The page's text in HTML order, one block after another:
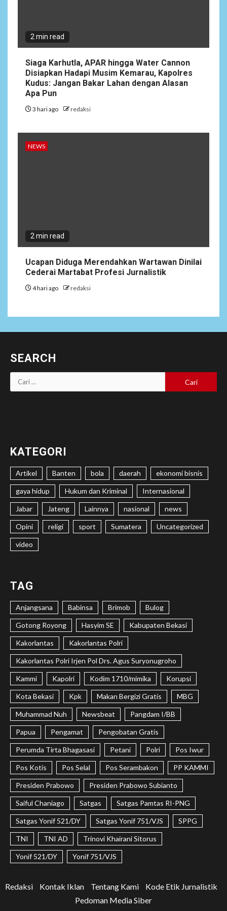
2 min read
Siaga Karhutla, APAR hingga Water Cannon
Disiapkan Hadapi Musim Kemarau, Kapolres
Kudus: Jangan Bakar Lahan dengan Alasan
Apa Pun
3 hari ago redaksi
NEWS
2 min read
Ucapan Diduga Merendahkan Wartawan Dinilai
Cederai Martabat Profesi Jurnalistik
4 hari ago redaksi
SEARCH
Cari
untuk:
KATEGORI
Artikel Banten bola daerah ekonomi bisnis
gaya hidup Hukum dan Kriminal Internasional
Jabar Jateng Lainnya nasional news
Opini religi sport Sumatera Uncategorized
video
TAG
Anjangsana Babinsa Brimob Bulog
Gotong Royong Hasyim SE Kabupaten Bekasi
Kakorlantas Kakorlantas Polri
Kakorlantas Polri Irjen Pol Drs. Agus Suryonugroho
Kammi Kapolri Kodim 1710/mimika Korupsi
Kota Bekasi Kpk Makan Bergizi Gratis MBG
Muhammad Nuh Newsbeat Pangdam I/BB
Papua Pengamat Pengobatan Gratis
Perumda Tirta Bhagasasi Petani Polri Pos Iwur
Pos Kotis Pos Selal Pos Serambakon PP KAMMI
Presiden Prabowo Presiden Prabowo Subianto
Saiful Chaniago Satgas Satgas Pamtas RI-PNG
Satgas Yonif 521/DY Satgas Yonif 751/VJS SPPG
TNI TNI AD Trinovi Khairani Sitorus
Yonif 521/DY Yonif 751/VJS
Redaksi Kontak Iklan Tentang Kami
Kode Etik Jurnalistik
Pedoman Media Siber